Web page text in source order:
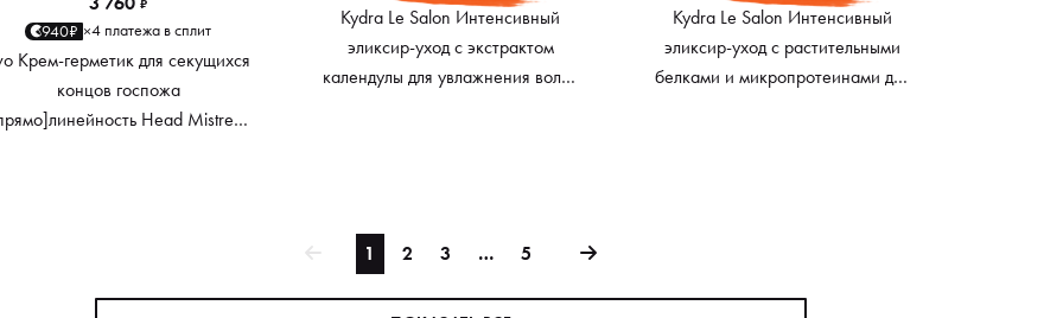
₽
940₽ ×4 платежа в сплит
Крем-герметик для секущихся
концов госпожа
Head Mistress
Kydra Le Salon Интенсивный
эликсир-уход с экстрактом
календулы для увлажнения волос
Kydra Le Salon Интенсивный
эликсир-уход с растительными
белками и микропротеинами для
1 2 3 … 5